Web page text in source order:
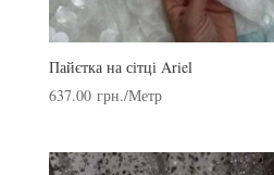
Пайєтка на сітці Ariel
637.00 грн./Метр